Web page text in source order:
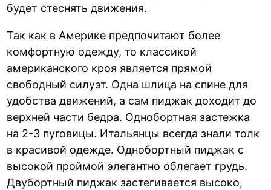
будет стеснять движения.
Так как в Америке предпочитают более
комфортную одежду, то классикой
американского кроя является прямой
свободный силуэт. Одна шлица на спине для
удобства движений, а сам пиджак доходит до
верхней части бедра. Однобортная застежка
на 2-3 пуговицы. Итальянцы всегда знали толк
в красивой одежде. Однобортный пиджак с
высокой проймой элегантно облегает грудь.
Двубортный пиджак застегивается высоко,